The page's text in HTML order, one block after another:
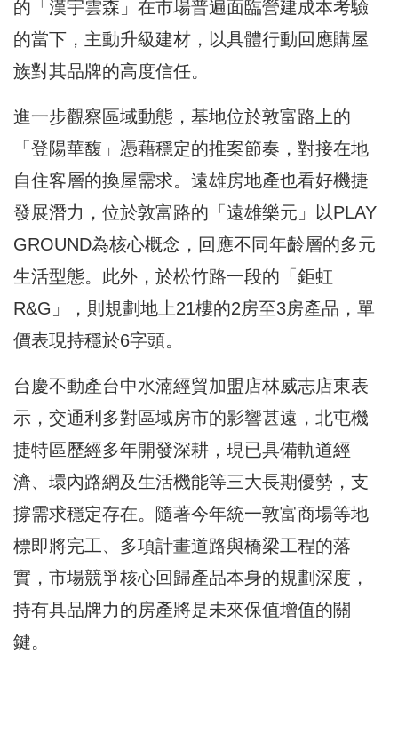
的「漢宇雲森」在市場普遍面臨營建成本考驗
的當下，主動升級建材，以具體行動回應購屋
族對其品牌的高度信任。
進一步觀察區域動態，基地位於敦富路上的
「登陽華馥」憑藉穩定的推案節奏，對接在地
自住客層的換屋需求。遠雄房地產也看好機捷
發展潛力，位於敦富路的「遠雄樂元」以PLAY
GROUND為核心概念，回應不同年齡層的多元
生活型態。此外，於松竹路一段的「鉅虹
R&G」，則規劃地上21樓的2房至3房產品，單
價表現持穩於6字頭。
台慶不動產台中水湳經貿加盟店林威志店東表
示，交通利多對區域房市的影響甚遠，北屯機
捷特區歷經多年開發深耕，現已具備軌道經
濟、環內路網及生活機能等三大長期優勢，支
撐需求穩定存在。隨著今年統一敦富商場等地
標即將完工、多項計畫道路與橋梁工程的落
實，市場競爭核心回歸產品本身的規劃深度，
持有具品牌力的房產將是未來保值增值的關
鍵。